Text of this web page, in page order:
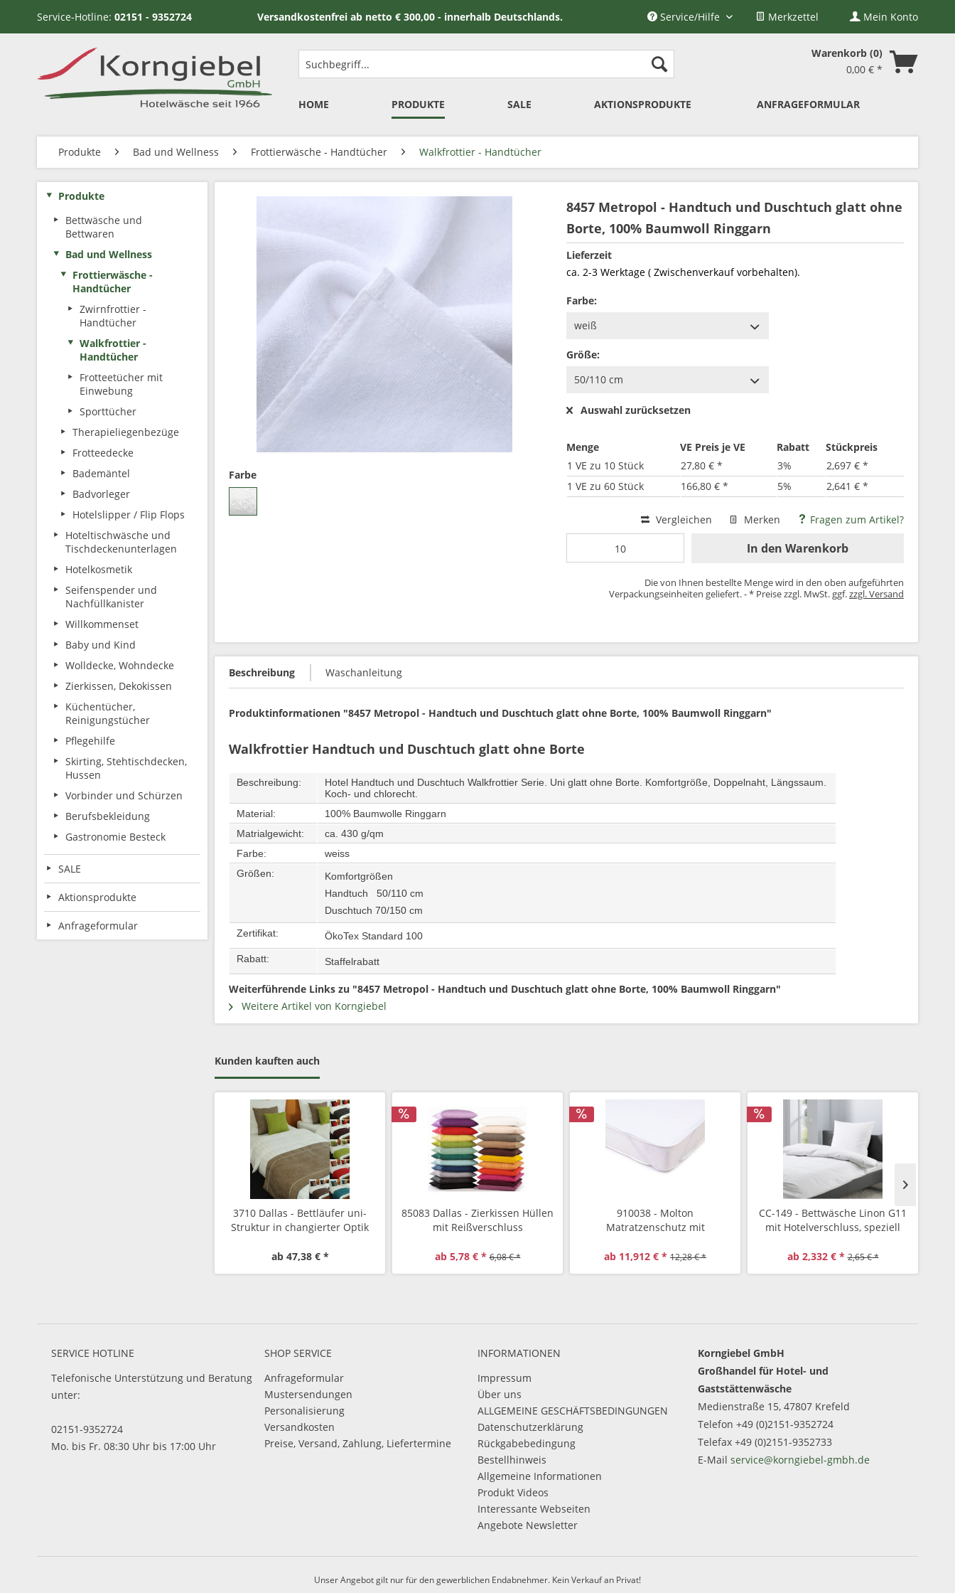
Service-Hotline: 02151 - 9352724 Versandkostenfrei ab netto € 300,00 - innerhalb Deutschlands. Merkzettel Mein Konto
Service/Hilfe
Warenkorb 0
0,00 € *
HOME PRODUKTE SALE AKTIONSPRODUKTE ANFRAGEFORMULAR
Produkte Bad und Wellness Frottierwäsche - Handtücher Walkfrottier - Handtücher
Produkte
Bettwäsche und
Bettwaren
Bad und Wellness
Frottierwäsche -
Handtücher
Zwirnfrottier -
Handtücher
Walkfrottier -
Handtücher
Frotteetücher mit
Einwebung
Sporttücher
Therapieliegenbezüge
Frotteedecke
Bademäntel
Badvorleger
Hotelslipper / Flip Flops
Hoteltischwäsche und
Tischdeckenunterlagen
Hotelkosmetik
Seifenspender und
Nachfüllkanister
Willkommenset
Baby und Kind
Wolldecke, Wohndecke
Zierkissen, Dekokissen
Küchentücher,
Reinigungstücher
Pflegehilfe
Skirting, Stehtischdecken,
Hussen
Vorbinder und Schürzen
Berufsbekleidung
Gastronomie Besteck
SALE
Aktionsprodukte
Anfrageformular
8457 Metropol - Handtuch und Duschtuch glatt ohne
Borte, 100% Baumwoll Ringgarn
Lieferzeit
ca. 2-3 Werktage ( Zwischenverkauf vorbehalten).
Farbe
Farbe:
Größe:
Auswahl zurücksetzen
Menge VE Preis je VE Rabatt
Stückpreis
1 VE zu 10 Stück
27,80 € * 3%
2,697 € *
1 VE zu 60 Stück
166,80 € * 5% 2,641 € *
Vergleichen Merken Fragen zum Artikel?
In den Warenkorb
Die von Ihnen bestellte Menge wird in den oben aufgeführten
Verpackungseinheiten geliefert. - * Preise zzgl. MwSt. ggf.zzgl. Versand
Beschreibung Waschanleitung
Produktinformationen "8457 Metropol - Handtuch und Duschtuch glatt ohne Borte, 100% Baumwoll Ringgarn"
Walkfrottier Handtuch und Duschtuch glatt ohne Borte
Beschreibung:
Hotel Handtuch und Duschtuch Walkfrottier Serie. Uni glatt ohne Borte. Komfortgröße, Doppelnaht, Längssaum.
Koch- und chlorecht.
Material:
100% Baumwolle Ringgarn
Matrialgewicht:
ca. 430 g/qm
Farbe:
weiss
Größen:
Komfortgrößen
Handtuch 50/110 cm
Duschtuch 70/150 cm
Zertifikat:
ÖkoTex Standard 100
Rabatt:
Staffelrabatt
Weiterführende Links zu "8457 Metropol - Handtuch und Duschtuch glatt ohne Borte, 100% Baumwoll Ringgarn"
Weitere Artikel von Korngiebel
Kunden kauften auch
3710 Dallas - Bettläufer uni-
Struktur in changierter Optik
ab 47,38 € *
85083 Dallas - Zierkissen Hüllen
mit Reißverschluss
ab 5,78 € * 6,08 € *
910038 - Molton
Matratzenschutz mit
ab 11,912 € * 12,28 € *
CC-149 - Bettwäsche Linon G11
mit Hotelverschluss, speziell
Flugfäden
ab 2,332 € * 2,65 € *
SERVICE HOTLINE
Telefonische Unterstützung und Beratung
unter:
02151-9352724
Mo. bis Fr. 08:30 Uhr bis 17:00 Uhr
SHOP SERVICE
Anfrageformular
Mustersendungen
Personalisierung
Versandkosten
Preise, Versand, Zahlung, Liefertermine
INFORMATIONEN
Impressum
Über uns
ALLGEMEINE GESCHÄFTSBEDINGUNGEN
Datenschutzerklärung
Rückgabebedingung
Bestellhinweis
Allgemeine Informationen
Produkt Videos
Interessante Webseiten
Angebote Newsletter
Korngiebel GmbH
Großhandel für Hotel- und
Gaststättenwäsche
Medienstraße 15, 47807 Krefeld
Telefon +49 (0)2151-9352724
Telefax +49 (0)2151-9352733
E-Mail service@korngiebel-gmbh.de
Unser Angebot gilt nur für den gewerblichen Endabnehmer. Kein Verkauf an Privat!